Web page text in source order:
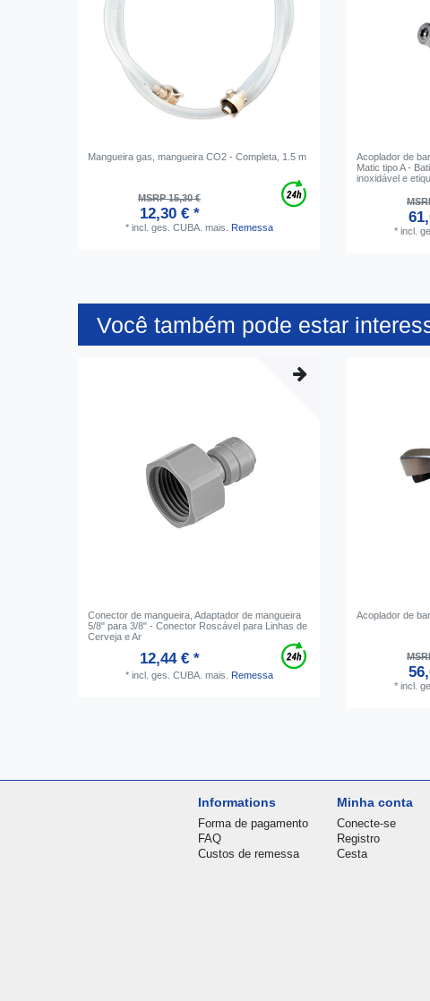
Mangueira gas, mangueira CO2 - Completa, 1.5 m
MSRP 15,30 €
12,30 € *
* incl. ges. CUBA. mais. Remessa
Acoplador de
Matic tipo A -
inoxidável e
* incl.
Você também pode estar
Conector de mangueira, Adaptador de mangueira
5/8" para 3/8" - Conector Roscável para Linhas de
Cerveja e Ar
12,44 € *
* incl. ges. CUBA. mais. Remessa
Acoplador de
* incl.
Informations
Forma de pagamento
FAQ
Custos de remessa
Minha conta
Conecte-se
Registro
Cesta